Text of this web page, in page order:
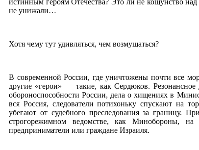
истинным героям Отечества? Это ли не кощунство
не унижали…
Хотя чему тут удивляться, чем возмущаться?
В современной России, где уничтожены почти все
другие «герои» — такие, как Сердюков.
обороноспособности России, дела о хищениях в
вся Россия, следователи потихоньку спускают на
убегают от судебного преследования за границу.
строгорежимном ведомстве, как Минобороны, на
предприниматели или граждане Израиля.